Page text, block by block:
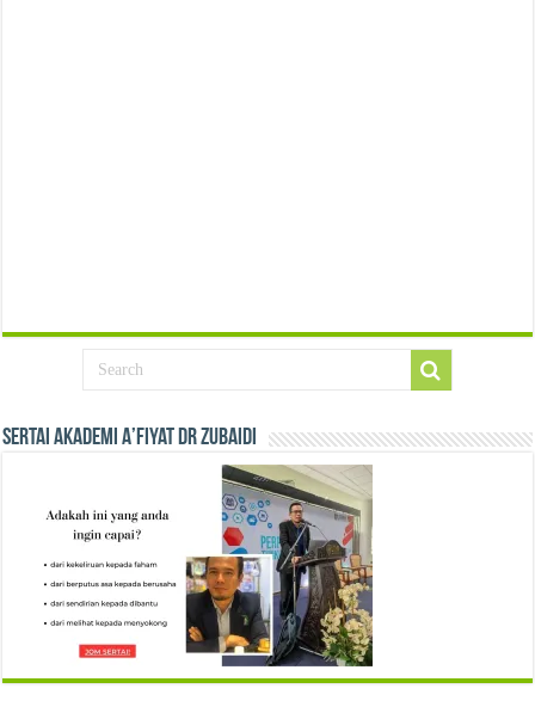
Sertai Akademi A’fiyat Dr Zubaidi